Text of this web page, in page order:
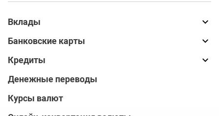
Вклады
Банковские карты
Кредиты
Денежные переводы
Курсы валют